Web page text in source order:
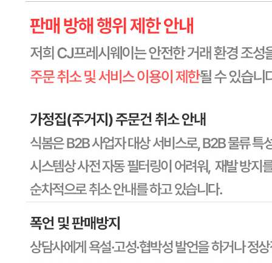
수입식품 여부
해당사항 없음
소비자 상담 관련 전화번호
상품상세 참조
반품/교환 정보
CJ프레시웨이
1588-6967
반품/교환
배송비
반품 배송비: 30,000원
교환 배송비: 30,000원
전자상거래 등에서의 소비자보호법에 관한 법률에 의거하여
미성년자가 체결한 계약은 법정대리인이 동의하지 않은 경우